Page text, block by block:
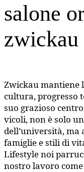
salone
zwickau
Zwickau mantiene
cultura, progresso
suo grazioso
vicoli, non è solo
dell’università,
famiglie e stili di
Lifestyle noi
nostro lavoro